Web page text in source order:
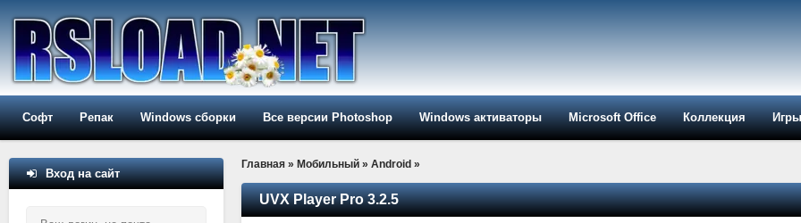
Софт Репак Windows сборки Все версии Photoshop Windows активаторы Microsoft Office Коллекция Игры
Главная » Мобильный » Android »
UVX Player Pro 3.2.5
Вход на сайт